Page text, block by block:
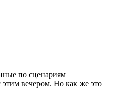
по сценариям
вечером. Но как же это